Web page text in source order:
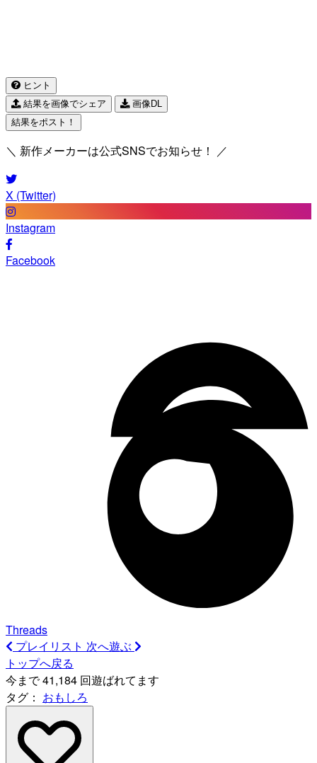
ヒント
結果を画像でシェア
画像DL
結果をポスト！
＼ 新作メーカーは公式SNSでお知らせ！ ／
X (Twitter)
Instagram
Facebook
Threads
プレイリスト 次へ遊ぶ
トップへ戻る
今まで 41,184 回遊ばれてます
タグ： おもしろ